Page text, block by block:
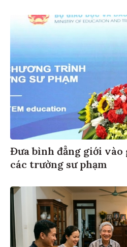
Đưa bình đẳng giới vào
các trường sư phạm